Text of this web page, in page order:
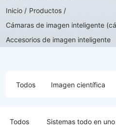
Inicio / Productos /
Cámaras de imagen inteligente
Accesorios de imagen inteligente
Todos Imagen científica
Todos Sistemas todo en uno